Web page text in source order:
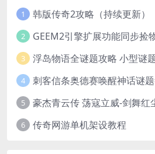
1 韩版传奇2攻略（持续更新）
2 GEEM2引擎扩展功能同步捡
3 浮岛物语全谜题攻略 小型谜
4
5 豪杰青云传 荡寇立威-剑舞红
6 传奇网游单机架设教程